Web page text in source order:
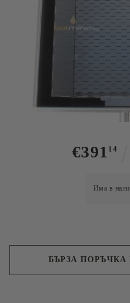
€391 14
Има в
БЪРЗА ПОРЪЧКА